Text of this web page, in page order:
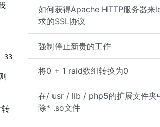
如何获得Apache HTTP服务器来
求的SSL协议
强制停止新贵的工作
将0 + 1 raid数组转换为0
在/ usr / lib / php5的扩展文件夹
除* .so文件
-j REJECT iptables -I DOCKER -p